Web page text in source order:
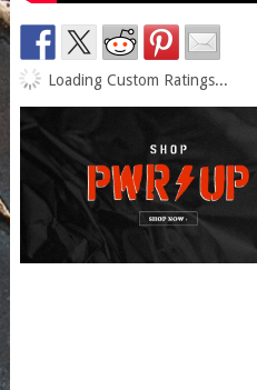
Loading Custom Ratings...